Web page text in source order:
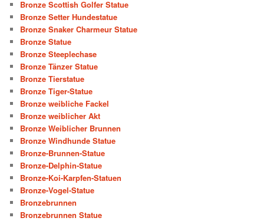
Bronze Scottish Golfer Statue
Bronze Setter Hundestatue
Bronze Snaker Charmeur Statue
Bronze Statue
Bronze Steeplechase
Bronze Tänzer Statue
Bronze Tierstatue
Bronze Tiger-Statue
Bronze weibliche Fackel
Bronze weiblicher Akt
Bronze Weiblicher Brunnen
Bronze Windhunde Statue
Bronze-Brunnen-Statue
Bronze-Delphin-Statue
Bronze-Koi-Karpfen-Statuen
Bronze-Vogel-Statue
Bronzebrunnen
Bronzebrunnen Statue